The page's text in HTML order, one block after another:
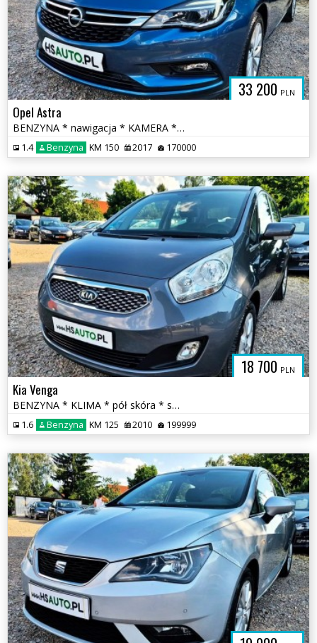
33 200 PLN
Opel Astra
BENZYNA * nawigacja * KAMERA * atrakcyjny wygląd * OKAZJA
1.4 Benzyna KM 150 2017 170000
18 700 PLN
Kia Venga
BENZYNA * KLIMA * pół skóra * super * okazja * POLECAMY
1.6 Benzyna KM 125 2010 199999